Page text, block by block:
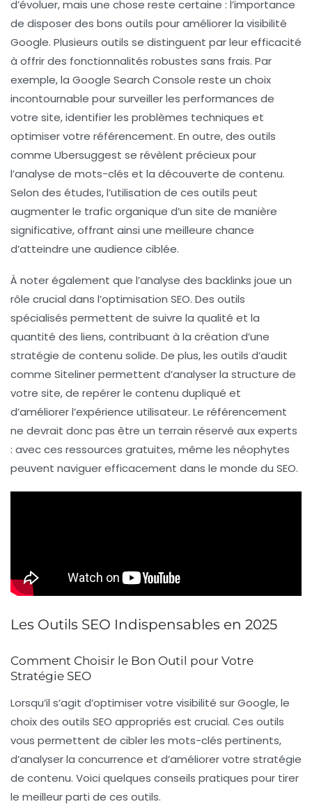
d’évoluer, mais une chose reste certaine : l’importance
de disposer des bons outils pour améliorer la visibilité
Google. Plusieurs outils se distinguent par leur efficacité
à offrir des fonctionnalités robustes sans frais. Par
exemple, la Google Search Console reste un choix
incontournable pour surveiller les performances de
votre site, identifier les problèmes techniques et
optimiser votre référencement. En outre, des outils
comme Ubersuggest se révèlent précieux pour
l’analyse de mots-clés et la découverte de contenu.
Selon des études, l’utilisation de ces outils peut
augmenter le trafic organique d’un site de manière
significative, offrant ainsi une meilleure chance
d’atteindre une audience ciblée.
À noter également que l’analyse des backlinks joue un
rôle crucial dans l’optimisation SEO. Des outils
spécialisés permettent de suivre la qualité et la
quantité des liens, contribuant à la création d’une
stratégie de contenu solide. De plus, les outils d’audit
comme Sitelinerpermettent d’analyser la structure de
votre site, de repérer le contenu dupliqué et
d’améliorer l’expérience utilisateur. Le référencement
ne devrait donc pas être un terrain réservé aux experts
: avec ces ressources gratuites, même les néophytes
peuvent naviguer efficacement dans le monde du SEO.
Les Outils SEO Indispensables en 2025
Comment Choisir le Bon Outil pour Votre
Stratégie SEO
Lorsqu’il s’agit d’optimiser votre visibilité sur Google, le
choix des outils SEO appropriés est crucial. Ces outils
vous permettent de cibler les mots-clés pertinents,
d’analyser la concurrence et d’améliorer votre stratégie
de contenu. Voici quelques conseils pratiques pour tirer
le meilleur parti de ces outils.